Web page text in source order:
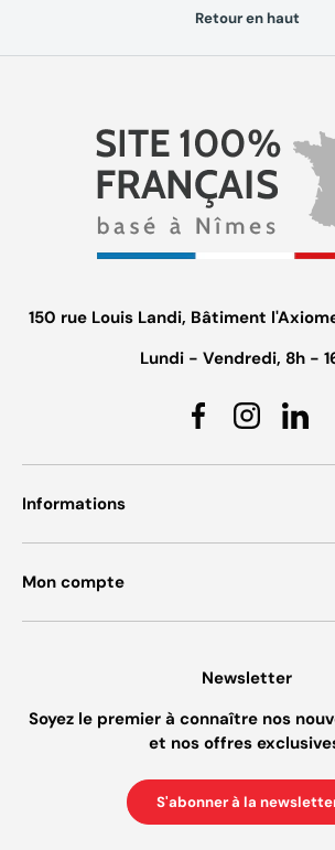
Retour en haut
150 rue Louis Landi, Bâtiment
Lundi - Vendredi, 8h -
FacebookInstagram
Informations
Mon compte
Newsletter
Soyez le premier à connaître nos
et nos offres
S'abonner à la